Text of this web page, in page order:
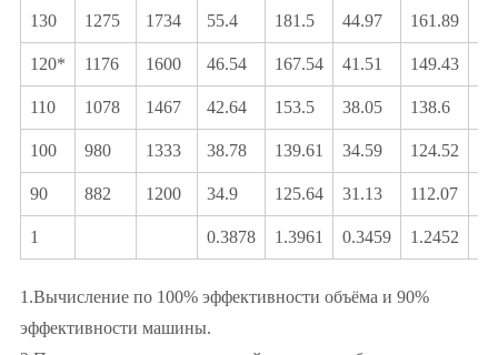
130 1275 1734 55.4 181.5 44.97 161.89
120* 1176 1600 46.54 167.54 41.51 149.43
110 1078 1467 42.64 153.5 38.05 138.6
100 980 1333 38.78 139.61 34.59 124.52
90 882 1200 34.9 125.64 31.13 112.07
1 0.3878 1.3961 0.3459 1.2452
1.Вычисление по 100% эффективности объёма и 90%
эффективности машины.